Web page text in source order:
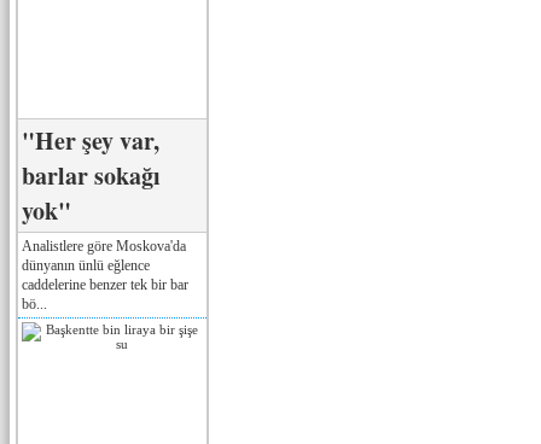
"Her şey var,
barlar sokağı
yok"
Analistlere göre Moskova'da
dünyanın ünlü eğlence
caddelerine benzer tek bir bar
bö...